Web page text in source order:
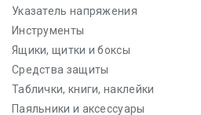
Указатель напряжения
Инструменты
Ящики, щитки и боксы
Средства защиты
Таблички, книги, наклейки
Паяльники и аксессуары